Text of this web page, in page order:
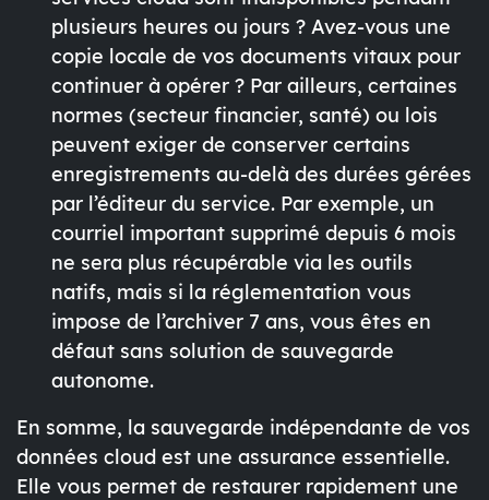
plusieurs heures ou jours ? Avez-vous une
copie locale de vos documents vitaux pour
continuer à opérer ? Par ailleurs, certaines
normes (secteur financier, santé) ou lois
peuvent exiger de conserver certains
enregistrements au-delà des durées gérées
par l’éditeur du service. Par exemple, un
courriel important supprimé depuis 6 mois
ne sera plus récupérable via les outils
natifs, mais si la réglementation vous
impose de l’archiver 7 ans, vous êtes en
défaut sans solution de sauvegarde
autonome.
En somme, la sauvegarde indépendante de vos
données cloud est une assurance essentielle.
Elle vous permet de restaurer rapidement une